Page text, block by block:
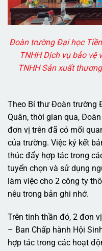
Đoàn trường Đại học
TNHH Dịch vụ bảo vệ
TNHH Sản xuất
Theo Bí thư Đoàn trường
Quân, thời gian qua,
đơn vị trên đã có mối
của trường. Việc ký kết
thúc đẩy hợp tác trong
tuyển chọn và sử dụng
làm việc cho 2 công ty
nêu trong bản ghi nhớ.
Trên tinh thần đó, 2 đơn
– Ban Chấp hành Hội
hợp tác trong các hoạt